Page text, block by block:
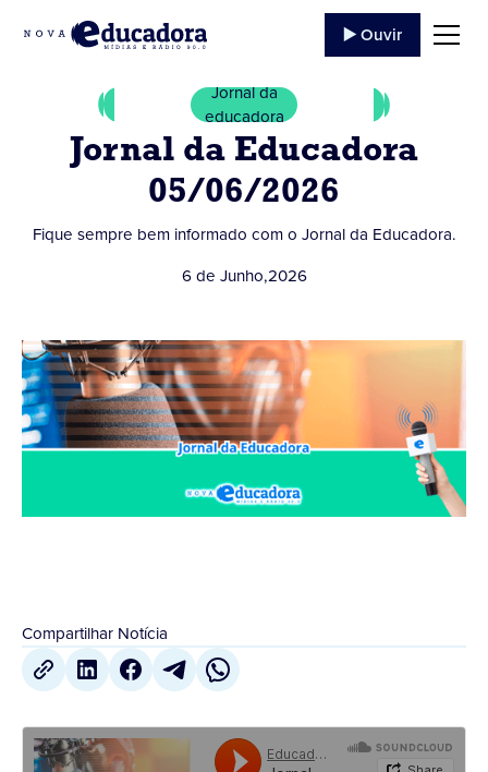
▶️ Ouvir
Jornal da
educadora
Jornal da Educadora
05/06/2026
Fique sempre bem informado com o Jornal da Educadora.
6 de Junho,2026
Compartilhar Notícia